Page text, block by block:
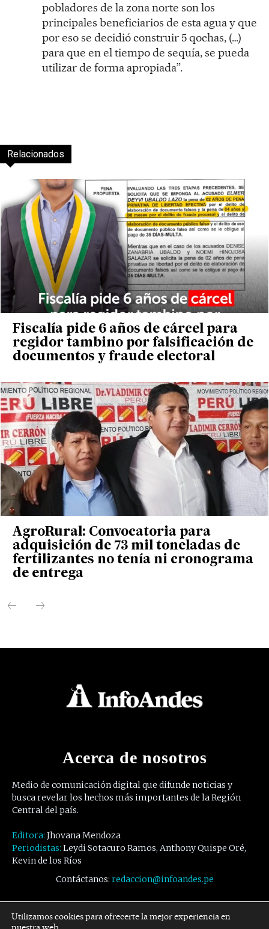
pobladores de la zona norte son los
principales beneficiarios de esta agua y que
por eso se decidió construir 5 qochas, (…)
para que en el tiempo de sequía, se pueda
utilizar de forma apropiada”.
Relacionados
Fiscalía pide 6 años de cárcel para
regidor tambino por falsificación de
documentos y fraude electoral
AgroRural: Convocatoria para
adquisición de 73 mil toneladas de
fertilizantes no tenía ni cronograma
de entrega
Acerca de nosotros
Medio de comunicación digital que difunde noticias y
busca revelar los hechos más importantes de la Región
Central del país.
Editora: Jhovana Mendoza
Periodistas: Leydi Sotacuro Ramos, Anthony Quispe Oré,
Kevin de los Ríos
Contáctanos: redaccion@infoandes.pe
Síguenos
Utilizamos cookies para ofrecerte la mejor experiencia en